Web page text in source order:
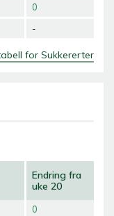
0
-
for Sukkererter
Endring fra
uke 20
0